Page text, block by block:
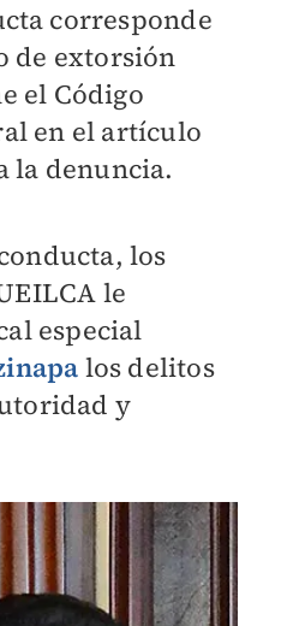
corresponde
de extorsión
el Código
en el artículo
la denuncia.
los
le
especial
los delitos
y